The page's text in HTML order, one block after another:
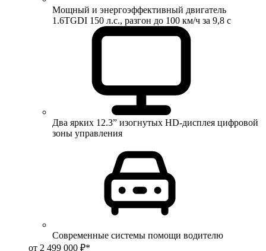
Мощный и энергоэффективный двигатель
1.6TGDI 150 л.с., разгон до 100 км/ч за 9,8 с
Два ярких 12.3” изогнутых HD-дисплея цифровой
зоны управления
Современные системы помощи водителю
от 2 499 000 ₽*